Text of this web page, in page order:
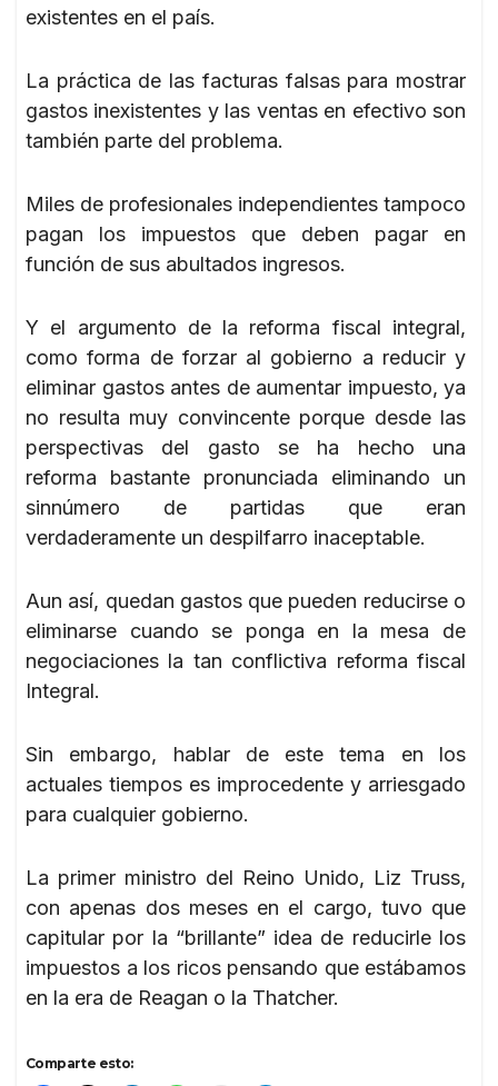
existentes en el país.
La práctica de las facturas falsas para mostrar
gastos inexistentes y las ventas en efectivo son
también parte del problema.
Miles de profesionales independientes tampoco
pagan los impuestos que deben pagar en
función de sus abultados ingresos.
Y el argumento de la reforma fiscal integral,
como forma de forzar al gobierno a reducir y
eliminar gastos antes de aumentar impuesto, ya
no resulta muy convincente porque desde las
perspectivas del gasto se ha hecho una
reforma bastante pronunciada eliminando un
sinnúmero de partidas que eran
verdaderamente un despilfarro inaceptable.
Aun así, quedan gastos que pueden reducirse o
eliminarse cuando se ponga en la mesa de
negociaciones la tan conflictiva reforma fiscal
Integral.
Sin embargo, hablar de este tema en los
actuales tiempos es improcedente y arriesgado
para cualquier gobierno.
La primer ministro del Reino Unido, Liz Truss,
con apenas dos meses en el cargo, tuvo que
capitular por la “brillante” idea de reducirle los
impuestos a los ricos pensando que estábamos
en la era de Reagan o la Thatcher.
Comparte esto: